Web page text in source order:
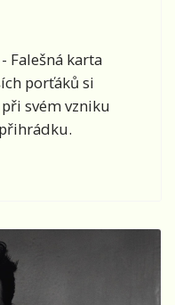
porťáků si
svém vzniku